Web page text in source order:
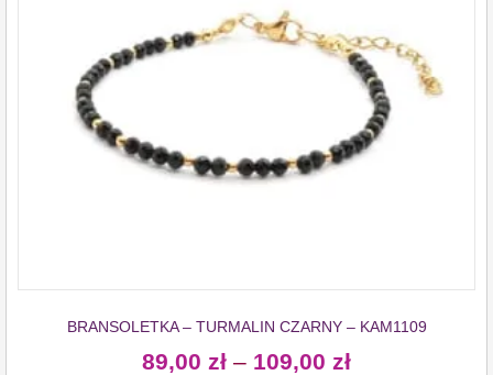
BRANSOLETKA – TURMALIN CZARNY – KAM1109
89,00 zł – 109,00 zł